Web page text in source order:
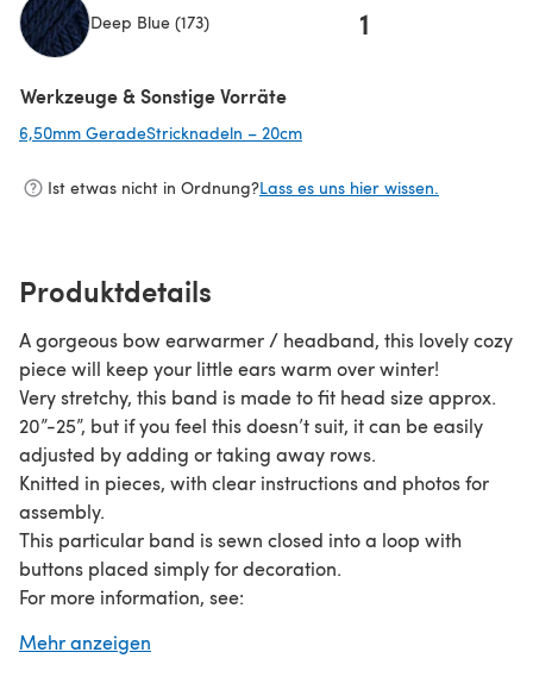
Deep Blue (173) 1
Werkzeuge & Sonstige Vorräte
6,50mm GeradeStricknadeln – 20cm
Ist etwas nicht in Ordnung?Lass es uns hier wissen.
Produktdetails
A gorgeous bow earwarmer / headband, this lovely cozy
piece will keep your little ears warm over winter!
Very stretchy, this band is made to fit head size approx.
20”-25”, but if you feel this doesn’t suit, it can be easily
adjusted by adding or taking away rows.
Knitted in pieces, with clear instructions and photos for
assembly.
This particular band is sewn closed into a loop with
buttons placed simply for decoration.
For more information, see:
Mehr anzeigen